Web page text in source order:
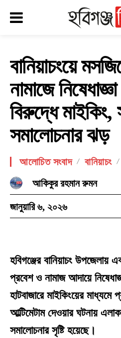
বানিয়াচংয়ে
নামাজে
বিরুদ্ধে মাইকিং,
সমালোচনার ঝড়
আলোচিত সংবাদ বানিয়াচং
আকিকুর রহমান রুমন
জানুয়ারি ৬, ২০২৬
হবিগঞ্জের বানিয়াচং উপজেলায়
প্রবেশ ও নামাজ আদায়ে
হাটবাজারে মাইকিংয়ের মাধ্যমে
আল্টিমেটাম দেওয়ার ঘটনায়
সমালোচনার সৃষ্টি হয়েছে।